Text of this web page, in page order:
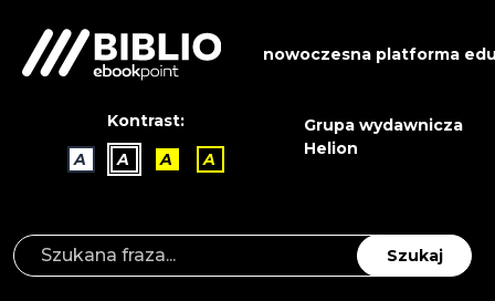
nowoczesna platforma
Kontrast:
A
A A A
Grupa wydawnicza
Helion
Szukaj